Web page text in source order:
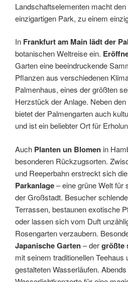
Landschaftselementen macht
einzigartigen Park, zu einem
In Frankfurt am Main lädt der
botanischen Weltreise ein.
Garten eine beeindruckende
Pflanzen aus verschiedenen
Palmenhaus, eines der größten
Herzstück der Anlage. Neben
bietet der Palmengarten auch
und ist ein beliebter Ort für
Auch Planten un Blomen in
besonderen Rückzugsorten.
und Reeperbahn erstreckt sich
Parkanlage– eine grüne Welt für
der Großstadt. Besucher
Terrassen, bestaunen exotische
oder lassen sich vom Duft
Rosengarten verzaubern.
Japanische Garten– dergrößte
mit seinem traditionellen Teehaus
gestalteten Wasserläufen.